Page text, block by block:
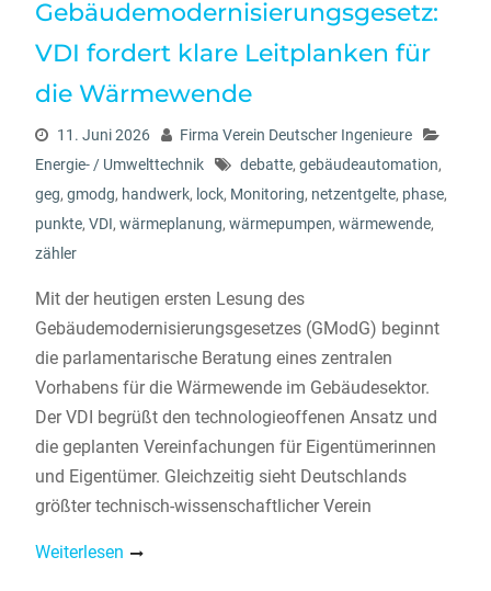
Gebäudemodernisierungsgesetz:
VDI fordert klare Leitplanken für
die Wärmewende
11. Juni 2026
Firma Verein Deutscher Ingenieure
Energie- / Umwelttechnik
debatte, gebäudeautomation,
geg, gmodg, handwerk, lock, Monitoring, netzentgelte, phase,
punkte, VDI, wärmeplanung, wärmepumpen, wärmewende,
zähler
Mit der heutigen ersten Lesung des
Gebäudemodernisierungsgesetzes (GModG) beginnt
die parlamentarische Beratung eines zentralen
Vorhabens für die Wärmewende im Gebäudesektor.
Der VDI begrüßt den technologieoffenen Ansatz und
die geplanten Vereinfachungen für Eigentümerinnen
und Eigentümer. Gleichzeitig sieht Deutschlands
größter technisch-wissenschaftlicher Verein
Weiterlesen